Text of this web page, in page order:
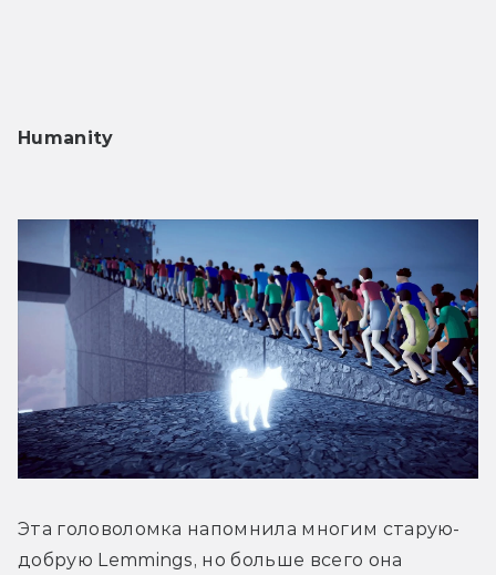
Humanity
Эта головоломка напомнила многим старую-
добрую Lemmings, но больше всего она